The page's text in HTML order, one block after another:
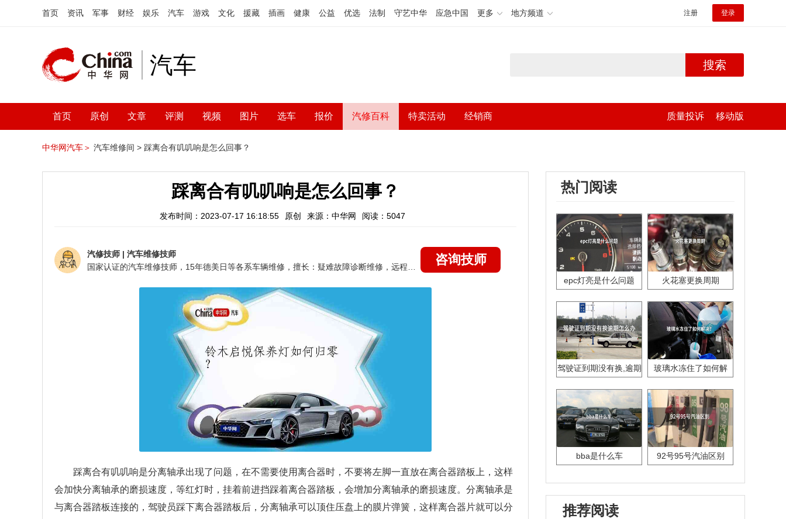
首页 资讯 军事 财经 娱乐 汽车 游戏 文化 援藏 插画 健康 公益 优选 法制 守艺中华 应急中国 更多 地方频道 注册 登录
汽车 搜索
首页 原创 文章 评测 视频 图片 选车 报价 汽修百科 特卖活动 经销商 质量投诉 移动版
中华网汽车＞ 汽车维修间 > 踩离合有叽叽响是怎么回事？
踩离合有叽叽响是怎么回事？
发布时间：2023-07-17 16:18:55 原创 来源：中华网 阅读：5047
汽修技师 | 汽车维修技师
咨询技师
踩离合有叽叽响是分离轴承出现了问题，在不需要使用离合器时，不要将左脚一直放在离合器踏板上，这样
会加快分离轴承的磨损速度，等红灯时，挂着前进挡踩着离合器踏板，会增加分离轴承的磨损速度。分离轴承是
与离合器踏板连接的，驾驶员踩下离合器踏板后，分离轴承可以顶住压盘上的膜片弹簧，这样离合器片就可以分
热门阅读
epc灯亮是什么问题 火花塞更换周期
驾驶证到期没有换,逾期
玻璃水冻住了如何解
bba是什么车 92号95号汽油区别
推荐阅读